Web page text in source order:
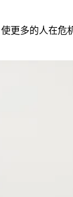
更多的人在